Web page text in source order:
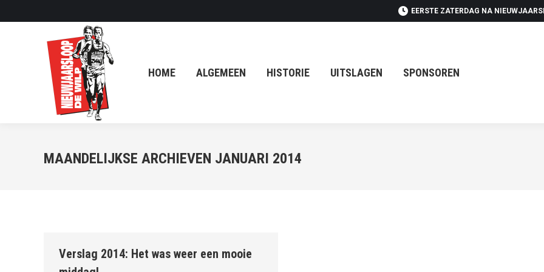
EERSTE ZATERDAG NA
HOME ALGEMEEN HISTORIE UITSLAGEN SPONSOREN
MAANDELIJKSE ARCHIEVEN JANUARI 2014
Verslag 2014: Het was weer een mooie
HOME ALGEMEEN HISTORIE UITSLAGEN SPONSOREN